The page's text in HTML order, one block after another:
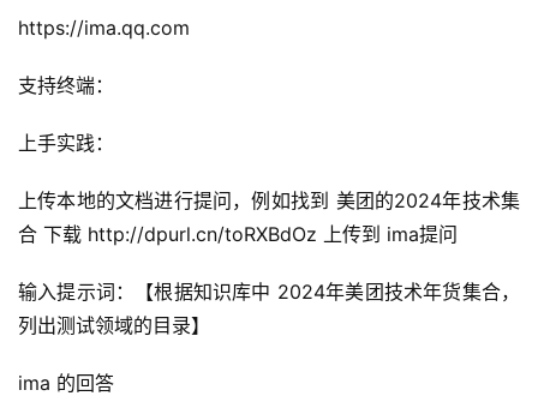
https://ima.qq.com
支持终端：
上手实践：
上传本地的文档进行提问，例如找到 美团的2024年技术集
合 下载 http://dpurl.cn/toRXBdOz 上传到 ima提问
输入提示词：【根据知识库中 2024年美团技术年货集合，
列出测试领域的目录】
ima 的回答